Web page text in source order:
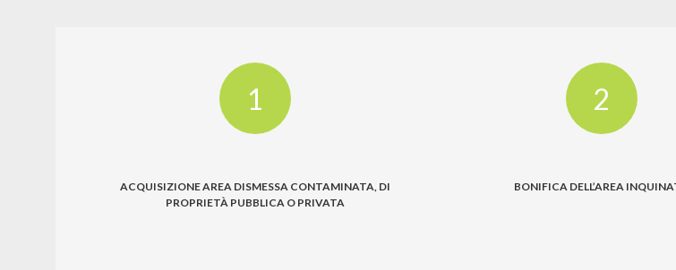
1
ACQUISIZIONE AREA DISMESSA CONTAMINATA, DI
PROPRIETÀ PUBBLICA O PRIVATA
2
BONIFICA DELL’AREA